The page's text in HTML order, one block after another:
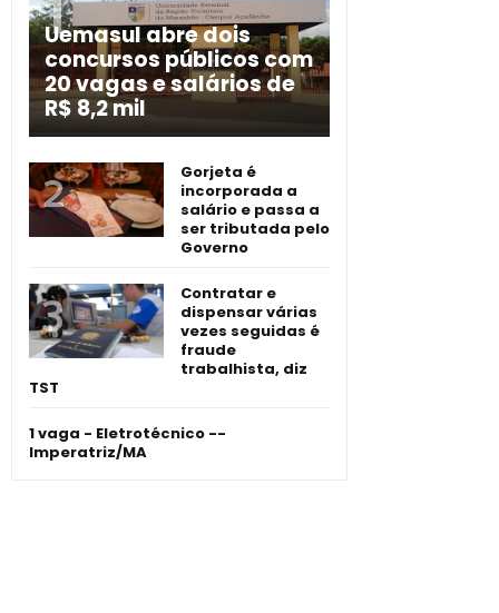
Uemasul abre dois
concursos públicos com
20 vagas e salários de
R$ 8,2 mil
Gorjeta é
incorporada a
salário e passa a
ser tributada pelo
Governo
Contratar e
dispensar várias
vezes seguidas é
fraude
trabalhista, diz
TST
1 vaga - Eletrotécnico -­
Imperatriz/MA